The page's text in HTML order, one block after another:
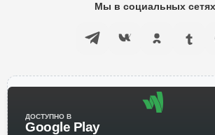
Мы в социальных
ДОСТУПНО В
Google Play